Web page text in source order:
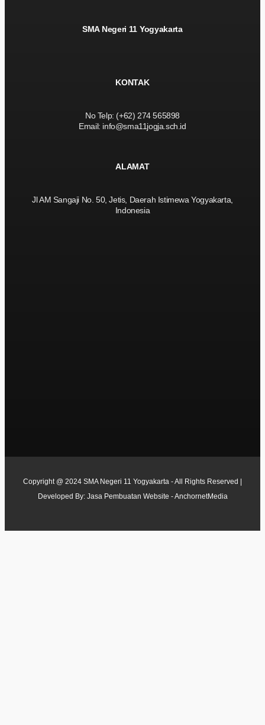
SMA Negeri 11 Yogyakarta
KONTAK
No Telp: (+62) 274 565898
Email: info@sma11jogja.sch.id
ALAMAT
Jl AM Sangaji No. 50, Jetis, Daerah Istimewa Yogyakarta,
Indonesia
Copyright @ 2024 SMA Negeri 11 Yogyakarta - All Rights Reserved |
Developed By: Jasa Pembuatan Website - AnchornetMedia